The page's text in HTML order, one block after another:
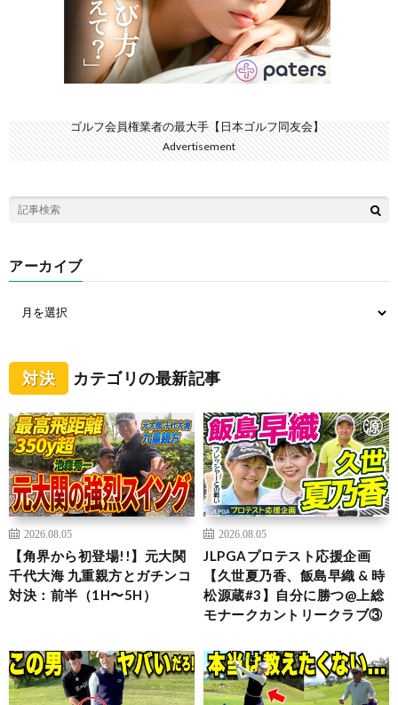
ゴルフ会員権業者の最大手【日本ゴルフ同友会】
Advertisement
アーカイブ
対決 カテゴリの最新記事
2026.08.05
【角界から初登場!!】元大関
千代大海 九重親方とガチンコ
対決：前半（1H〜5H）
2026.08.05
JLPGAプロテスト応援企画
【久世夏乃香、飯島早織 & 時
松源蔵#3】自分に勝つ@上総
モナークカントリークラブ③